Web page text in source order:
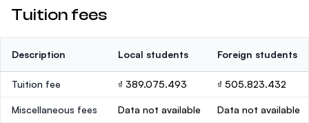
Tuition fees
Description Local students Foreign students
Tuition fee ₫ 389.075.493 ₫ 505.823.432
Miscellaneous fees Data not available Data not available